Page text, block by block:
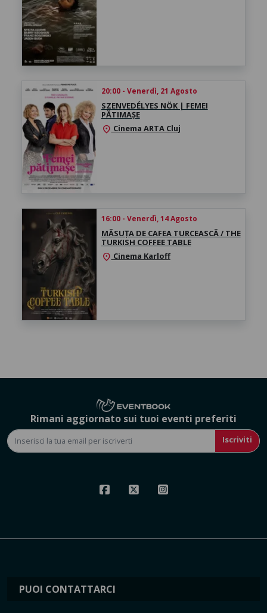
20:00 - Venerdì, 21 Agosto
SZENVEDÉLYES NÖK | FEMEI
PĂTIMAȘE
location_on Cinema ARTA Cluj
16:00 - Venerdì, 14 Agosto
MĂSUȚA DE CAFEA TURCEASCĂ / THE
TURKISH COFFEE TABLE
location_on Cinema Karloff
Rimani aggiornato sui tuoi eventi preferiti
Iscriviti
PUOI CONTATTARCI